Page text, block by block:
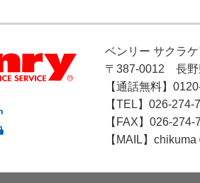
ベンリー サクラ
〒387-0012 長野
【通話無料】
【TEL】026-274-
【FAX】026-274-
【MAIL】chikuma